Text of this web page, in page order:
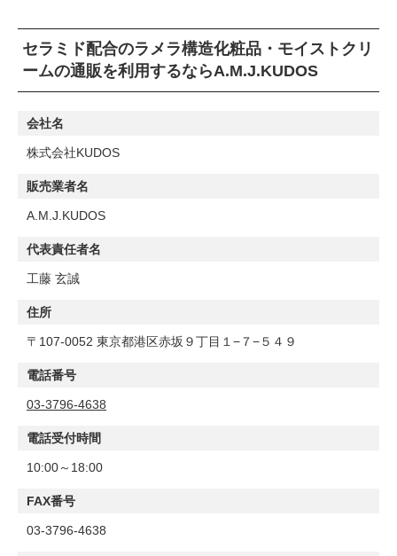
セラミド配合のラメラ構造化粧品・モイストクリ
ームの通販を利用するならA.M.J.KUDOS
会社名
株式会社KUDOS
販売業者名
A.M.J.KUDOS
代表責任者名
工藤 玄誠
住所
〒107-0052 東京都港区赤坂９丁目１−７−５４９
電話番号
03-3796-4638
電話受付時間
10:00～18:00
FAX番号
03-3796-4638